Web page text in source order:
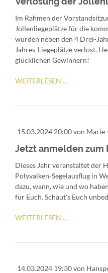
VII
Im Rahmen der
Jollenliegeplätze für die
wurden neben den 4 Drei-
Jahres-Liegeplätze verlost.
glücklichen Gewinnern!
WEITERLESEN …
15.03.2024 20:00von
Jetzt anmelden zum
Dieses Jahr veranstaltet der
Polyvalken-Segelausflug in
dazu, wann, wie und wo
für Euch. Schaut's Euch
WEITERLESEN …
14.03.2024 19:30von